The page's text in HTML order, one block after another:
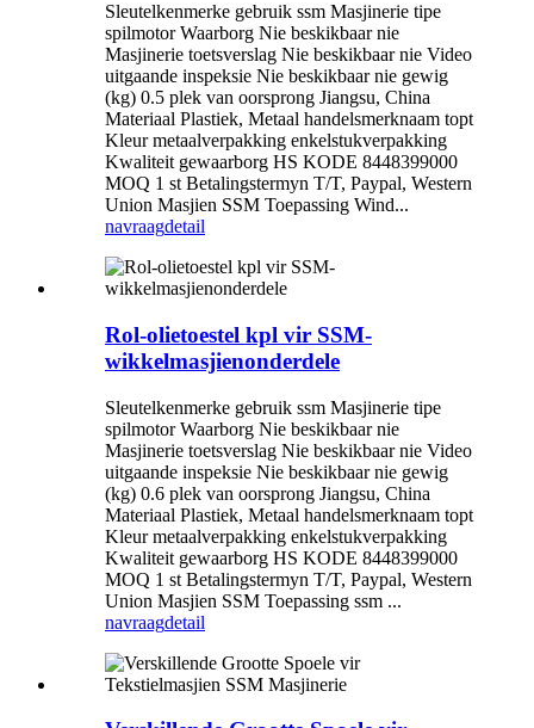
Sleutelkenmerke gebruik ssm Masjinerie tipe
spilmotor Waarborg Nie beskikbaar nie
Masjinerie toetsverslag Nie beskikbaar nie Video
uitgaande inspeksie Nie beskikbaar nie gewig
(kg) 0.5 plek van oorsprong Jiangsu, China
Materiaal Plastiek, Metaal handelsmerknaam topt
Kleur metaalverpakking enkelstukverpakking
Kwaliteit gewaarborg HS KODE 8448399000
MOQ 1 st Betalingstermyn T/T, Paypal, Western
Union Masjien SSM Toepassing Wind...
navraagdetail
Rol-olietoestel kpl vir SSM-
wikkelmasjienonderdele
Sleutelkenmerke gebruik ssm Masjinerie tipe
spilmotor Waarborg Nie beskikbaar nie
Masjinerie toetsverslag Nie beskikbaar nie Video
uitgaande inspeksie Nie beskikbaar nie gewig
(kg) 0.6 plek van oorsprong Jiangsu, China
Materiaal Plastiek, Metaal handelsmerknaam topt
Kleur metaalverpakking enkelstukverpakking
Kwaliteit gewaarborg HS KODE 8448399000
MOQ 1 st Betalingstermyn T/T, Paypal, Western
Union Masjien SSM Toepassing ssm ...
navraagdetail